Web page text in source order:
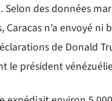
des données
Caracas n’a envoyé
de Donald
le président